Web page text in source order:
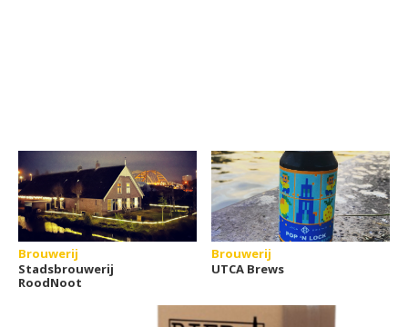
Brouwerij
Stadsbrouwerij
RoodNoot
Brouwerij
UTCA Brews